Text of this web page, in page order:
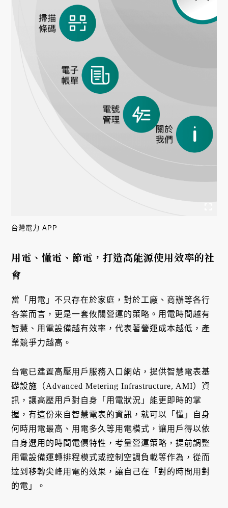
台灣電力 APP
用電、懂電、節電，打造高能源使用效率的社
會
當「用電」不只存在於家庭，對於工廠、商辦等各行
各業而言，更是一套攸關營運的策略。用電時間越有
智慧、用電設備越有效率，代表著營運成本越低，產
業競爭力越高。
台電已建置高壓用戶服務入口網站，提供智慧電表基
礎設施（Advanced Metering Infrastructure, AMI）資
訊，讓高壓用戶對自身「用電狀況」能更即時的掌
握，有這份來自智慧電表的資訊，就可以「懂」自身
何時用電最高、用電多久等用電模式，讓用戶得以依
自身選用的時間電價特性，考量營運策略，提前調整
用電設備運轉排程模式或控制空調負載等作為，從而
達到移轉尖峰用電的效果，讓自己在「對的時間用對
的電」。